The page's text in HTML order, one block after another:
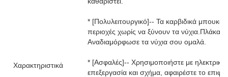
Χαρακτηριστικά
* [Πολυλειτουργικό]-- Τα καρβιδικά
περιοχές χωρίς να ξύνουν τα νύχια.Πλάκα
Αναδιαμόρφωσε τα νύχια σου ομαλά.
* [Ασφαλές]-- Χρησιμοποιήστε με
επεξεργασία και σχήμα, αφαιρέστε το